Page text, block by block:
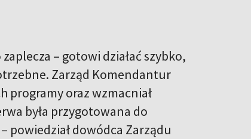
– gotowi działać szybko,
Zarząd Komendantur
programy oraz wzmacniał
była przygotowana do
powiedział dowódca Zarządu